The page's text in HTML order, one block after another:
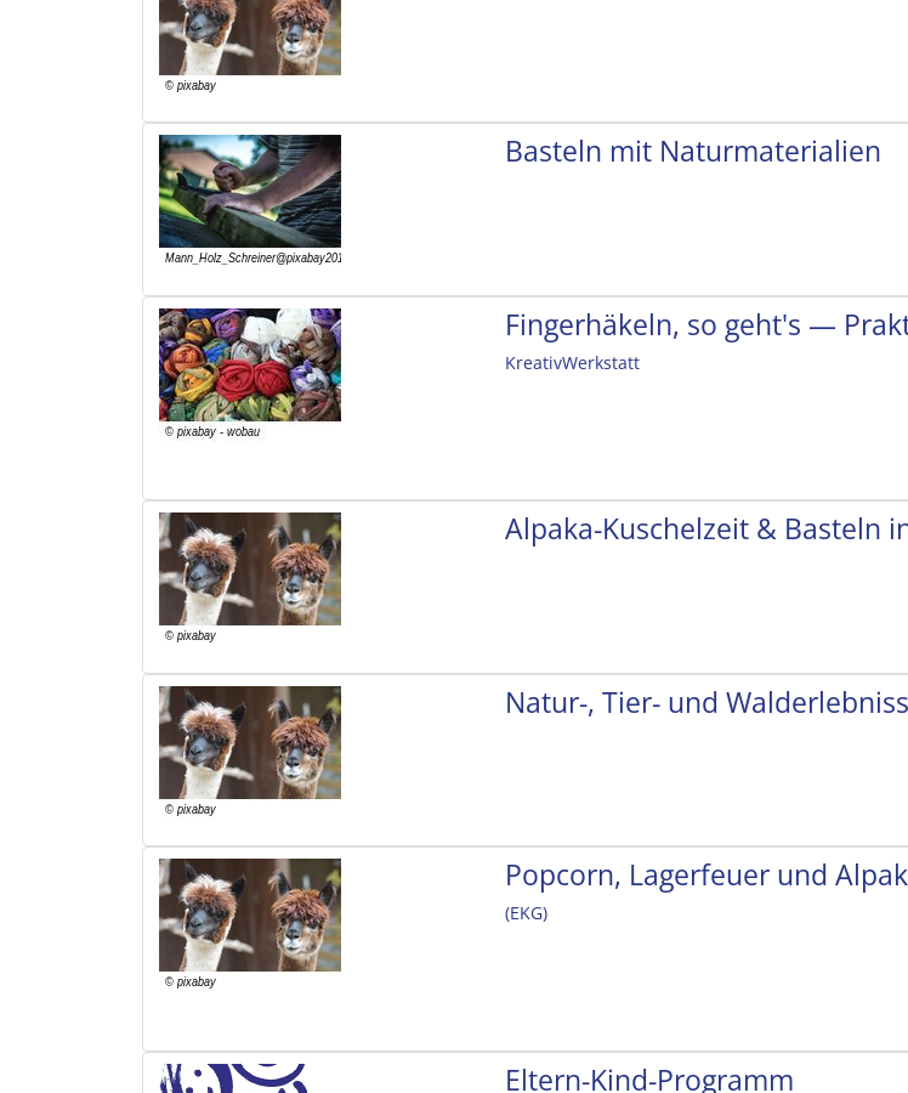
Basteln mit Naturmaterialien
Fingerhäkeln, so geht's —
KreativWerkstatt
Alpaka-Kuschelzeit & Basteln
Natur-, Tier- und
Popcorn, Lagerfeuer und
(EKG)
Eltern-Kind-Programm